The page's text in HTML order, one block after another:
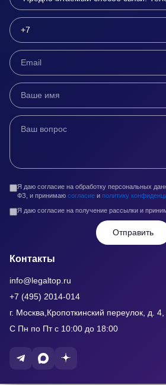
Я даю согласие на обработку персональных
ФЗ, и принимаю согласие и политику
Я даю согласие на получение рассылки и
Отправить
Контакты
info@legaltop.ru
+7 (495) 2014-014
г. Москва,Кропоткинский переулок, д. 4,
С Пн по Пт с 10:00 до 18:00